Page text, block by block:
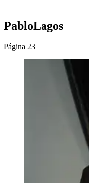
PabloLagos
Página 23